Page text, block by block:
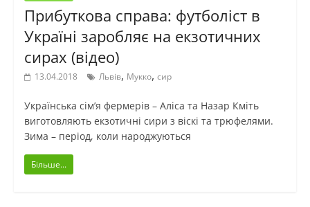
Прибуткова справа: футболіст в
Україні заробляє на екзотичних
сирах (відео)
13.04.2018 Львів, Мукко, сир
Українська сім’я фермерів – Аліса та Назар Кміть
виготовляють екзотичні сири з віскі та трюфелями.
Зима – період, коли народжуються
Більше...